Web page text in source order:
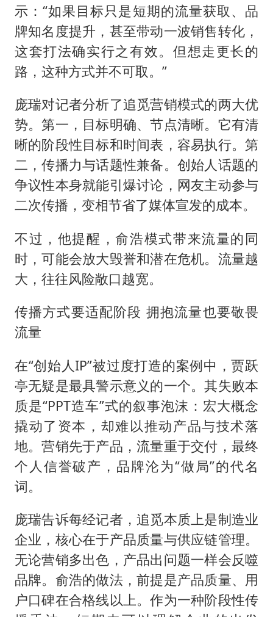
示：“如果目标只是短期的流量获取、品
牌知名度提升，甚至带动一波销售转化，
这套打法确实行之有效。但想走更长的
路，这种方式并不可取。”
庞瑞对记者分析了追觅营销模式的两大优
势。第一，目标明确、节点清晰。它有清
晰的阶段性目标和时间表，容易执行。第
二，传播力与话题性兼备。创始人话题的
争议性本身就能引爆讨论，网友主动参与
二次传播，变相节省了媒体宣发的成本。
不过，他提醒，俞浩模式带来流量的同
时，可能会放大毁誉和潜在危机。流量越
大，往往风险敞口越宽。
传播方式要适配阶段 拥抱流量也要敬畏
流量
在“创始人IP”被过度打造的案例中，贾跃
亭无疑是最具警示意义的一个。其失败本
质是“PPT造车”式的叙事泡沫：宏大概念
撬动了资本，却难以推动产品与技术落
地。营销先于产品，流量重于交付，最终
个人信誉破产，品牌沦为“做局”的代名
词。
庞瑞告诉每经记者，追觅本质上是制造业
企业，核心在于产品质量与供应链管理。
无论营销多出色，产品出问题一样会反噬
品牌。俞浩的做法，前提是产品质量、用
户口碑在合格线以上。作为一种阶段性传